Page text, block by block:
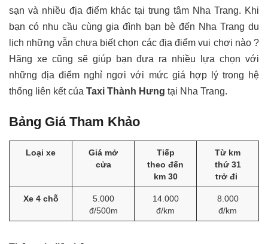
sạn và nhiều địa điểm khác tại trung tâm Nha Trang. Khi
bạn có nhu cầu cùng gia đình bạn bè đến Nha Trang du
lịch những vẫn chưa biết chọn các địa điểm vui chơi nào ?
Hãng xe cũng sẽ giúp bạn đưa ra nhiều lựa chọn với
những địa điểm nghỉ ngơi với mức giá hợp lý trong hệ
thống liên kết của Taxi Thành Hưng tại Nha Trang.
Bảng Giá Tham Khảo
Loại xe
Giá mở
cửa
Tiếp
theo đến
km 30
Từ km
thứ 31
trở đi
Xe 4 chỗ
5.000
đ/500m
14.000
đ/km
8.000
đ/km